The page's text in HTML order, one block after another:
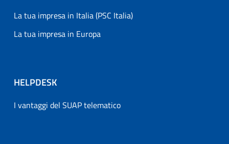
La tua impresa in Italia (PSC Italia)
La tua impresa in Europa
HELPDESK
I vantaggi del SUAP telematico